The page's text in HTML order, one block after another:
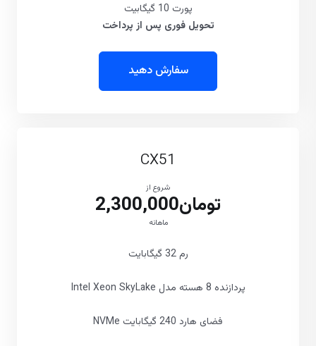
پورت 10 گیگابیت
تحویل فوری پس از پرداخت
سفارش دهید
CX51
شروع از
تومان2,300,000
ماهانه
رم 32 گیگابایت
پردازنده 8 هسته مدل Intel Xeon SkyLake
فضای هارد 240 گیگابایت NVMe